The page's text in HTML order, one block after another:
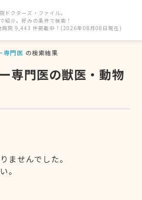
ドクターズ・ファイル。
紹介。好みの条件で検索！
病院 9,443 件掲載中！(2026年08月08日現在)
専門医 の検索結果
専門医の獣医・動物
ませんでした。
。